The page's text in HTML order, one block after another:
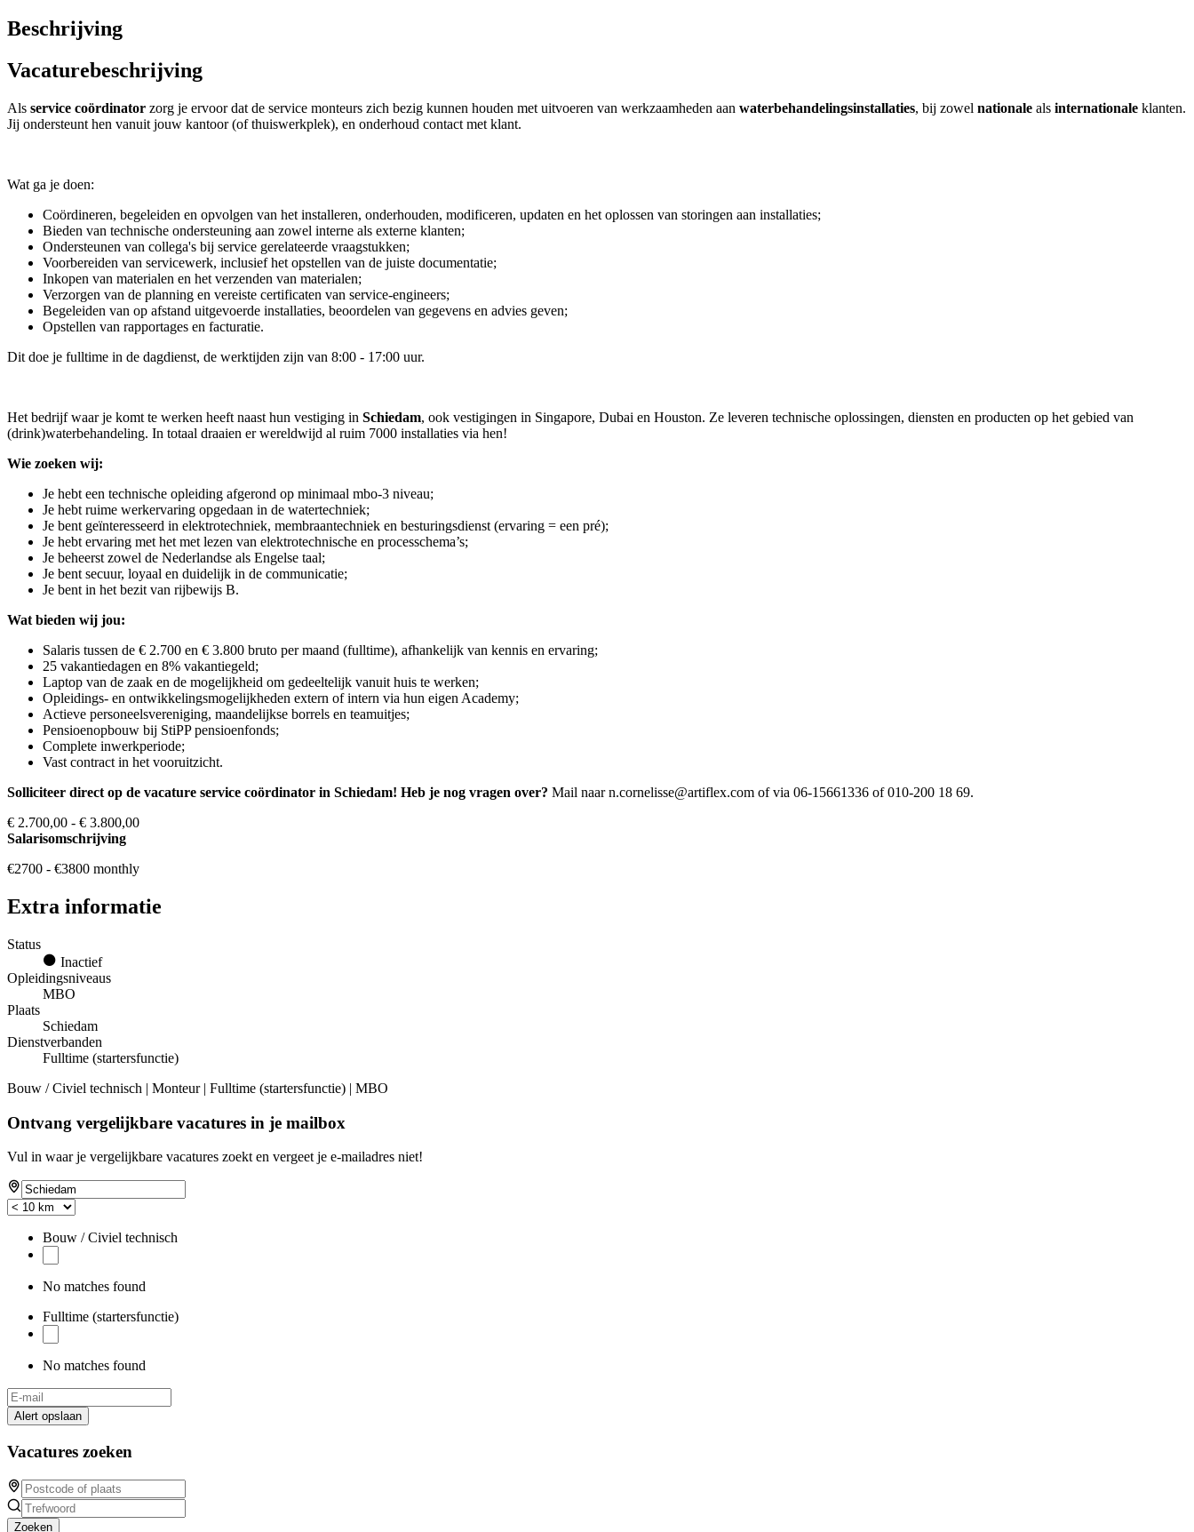
Beschrijving
Vacaturebeschrijving
Als service coördinator zorg je ervoor dat de service monteurs zich bezig kunnen houden met uitvoeren van werkzaamheden aan waterbehandelingsinstallaties, bij zowel nationale als internationale klanten.
Jij ondersteunt hen vanuit jouw kantoor (of thuiswerkplek), en onderhoud contact met klant.
Wat ga je doen:
Coördineren, begeleiden en opvolgen van het installeren, onderhouden, modificeren, updaten en het oplossen van storingen aan installaties;
Bieden van technische ondersteuning aan zowel interne als externe klanten;
Ondersteunen van collega's bij service gerelateerde vraagstukken;
Voorbereiden van servicewerk, inclusief het opstellen van de juiste documentatie;
Inkopen van materialen en het verzenden van materialen;
Verzorgen van de planning en vereiste certificaten van service-engineers;
Begeleiden van op afstand uitgevoerde installaties, beoordelen van gegevens en advies geven;
Opstellen van rapportages en facturatie.
Dit doe je fulltime in de dagdienst, de werktijden zijn van 8:00 - 17:00 uur.
Het bedrijf waar je komt te werken heeft naast hun vestiging in Schiedam, ook vestigingen in Singapore, Dubai en Houston. Ze leveren technische oplossingen, diensten en producten op het gebied van
(drink)waterbehandeling. In totaal draaien er wereldwijd al ruim 7000 installaties via hen!
Wie zoeken wij:
Je hebt een technische opleiding afgerond op minimaal mbo-3 niveau;
Je hebt ruime werkervaring opgedaan in de watertechniek;
Je bent geïnteresseerd in elektrotechniek, membraantechniek en besturingsdienst (ervaring = een pré);
Je hebt ervaring met het met lezen van elektrotechnische en processchema’s;
Je beheerst zowel de Nederlandse als Engelse taal;
Je bent secuur, loyaal en duidelijk in de communicatie;
Je bent in het bezit van rijbewijs B.
Wat bieden wij jou:
Salaris tussen de € 2.700 en € 3.800 bruto per maand (fulltime), afhankelijk van kennis en ervaring;
25 vakantiedagen en 8% vakantiegeld;
Laptop van de zaak en de mogelijkheid om gedeeltelijk vanuit huis te werken;
Opleidings- en ontwikkelingsmogelijkheden extern of intern via hun eigen Academy;
Actieve personeelsvereniging, maandelijkse borrels en teamuitjes;
Pensioenopbouw bij StiPP pensioenfonds;
Complete inwerkperiode;
Vast contract in het vooruitzicht.
Solliciteer direct op de vacature service coördinator in Schiedam! Heb je nog vragen over? Mail naar n.cornelisse@artiflex.com of via 06-15661336 of 010-200 18 69.
€ 2.700,00 - € 3.800,00
Salarisomschrijving
€2700 - €3800 monthly
Extra informatie
Status
Inactief
Opleidingsniveaus
MBO
Plaats
Schiedam
Dienstverbanden
Fulltime (startersfunctie)
Bouw / Civiel technisch | Monteur | Fulltime (startersfunctie) | MBO
Ontvang vergelijkbare vacatures in je mailbox
Vul in waar je vergelijkbare vacatures zoekt en vergeet je e-mailadres niet!
Bouw / Civiel technisch
No matches found
Fulltime (startersfunctie)
No matches found
Alert opslaan
Vacatures zoeken
Zoeken